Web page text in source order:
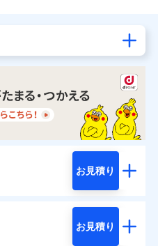
お見積り
お見積り